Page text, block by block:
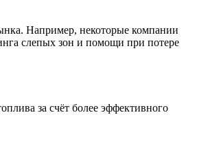
Например, некоторые компании
слепых зон и помощи при потере
за счёт более эффективного